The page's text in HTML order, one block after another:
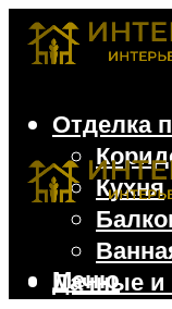
Отделка
Кухня
Дачные и
Меню